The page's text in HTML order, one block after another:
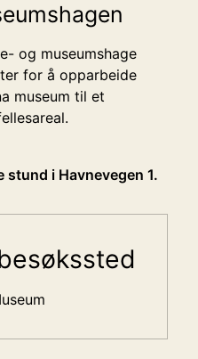
og museumshage
for å opparbeide
museum til et
stund i Havnevegen 1.